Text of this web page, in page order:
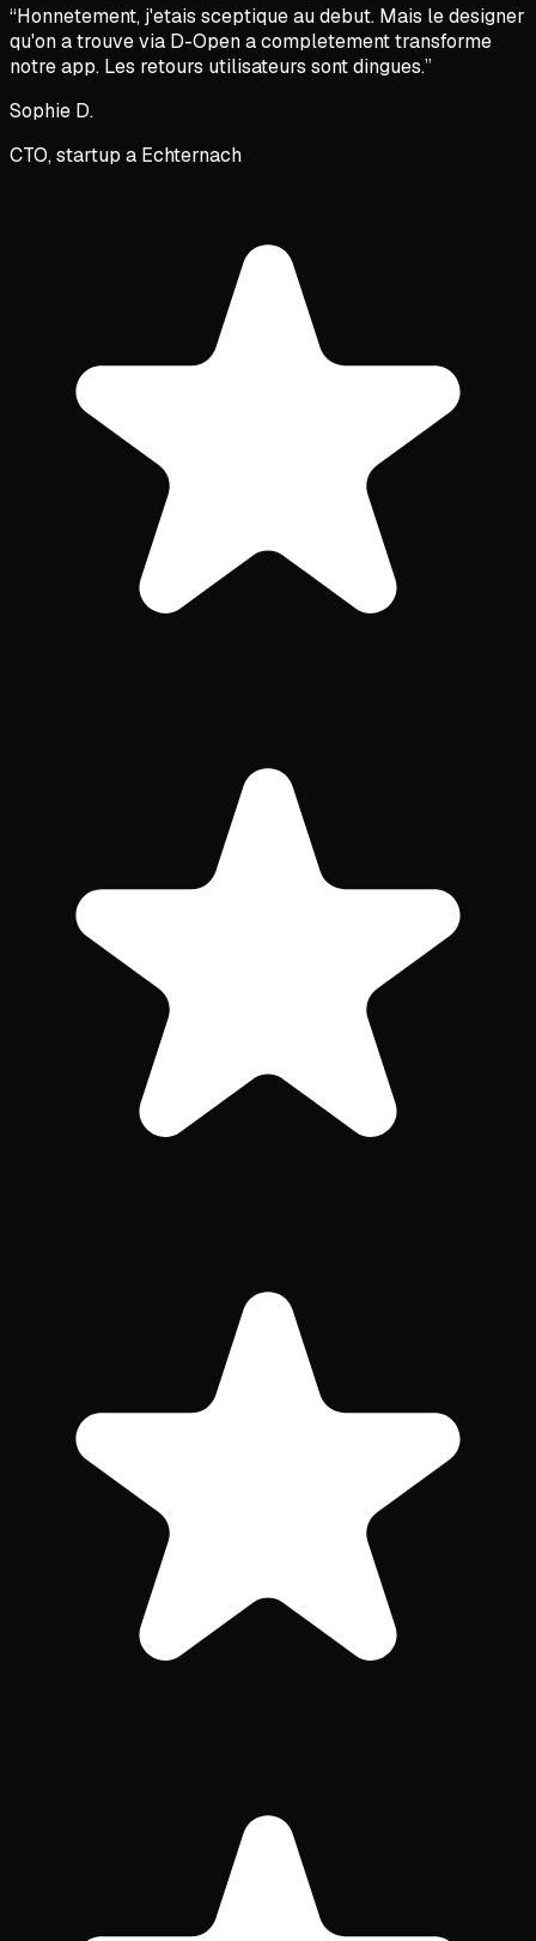
“Honnetement, j'etais sceptique au debut. Mais le designer
qu'on a trouve via D-Open a completement transforme
notre app. Les retours utilisateurs sont dingues.”
Sophie D.
CTO, startup a Echternach